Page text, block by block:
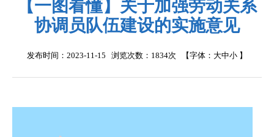
【一图看懂】关于加强劳动关系
协调员队伍建设的实施意见
发布时间：2023-11-15 浏览次数： 1834次 【字体： 大中小 】